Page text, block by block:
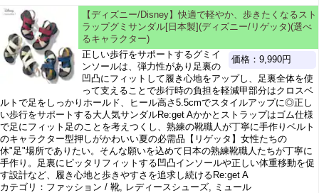
【ディズニー/Disney】快適で軽やか、歩きたくなるスト
ラップグミサンダル[日本製](ディズニー/リゲッタ)(選べ
るキャラクター)
価格：9,990円
正しい歩行をサポートするグミイ
ンソールは、弾力性があり足裏の
凹凸にフィットして履き心地をアップし、足裏全体を使
って支えることで歩行時の負担を軽減甲部分はクロスベ
ルトで足をしっかりホールド、ヒール高さ5.5cmでスタイルアップに◎正し
い歩行をサポートする大人気サンダルRe:get Aかかとストラップはゴム仕様
で足にフィット足のことを考えつくし、熟練の靴職人が丁寧に手作りベルト
のキャラクター型押しがかわいい夏の必需品【リゲッタ】女性たちの
休"足"場所でありたい。そんな願いを込めて日本の熟練靴職人たちが丁寧に
手作り。足裏にピッタリフィットする凹凸インソールや正しい体重移動を促
す設計など、履き心地と歩きやすさを追求し続けるRe:get A
カテゴリ：ファッション / 靴, レディースシューズ, ミュール